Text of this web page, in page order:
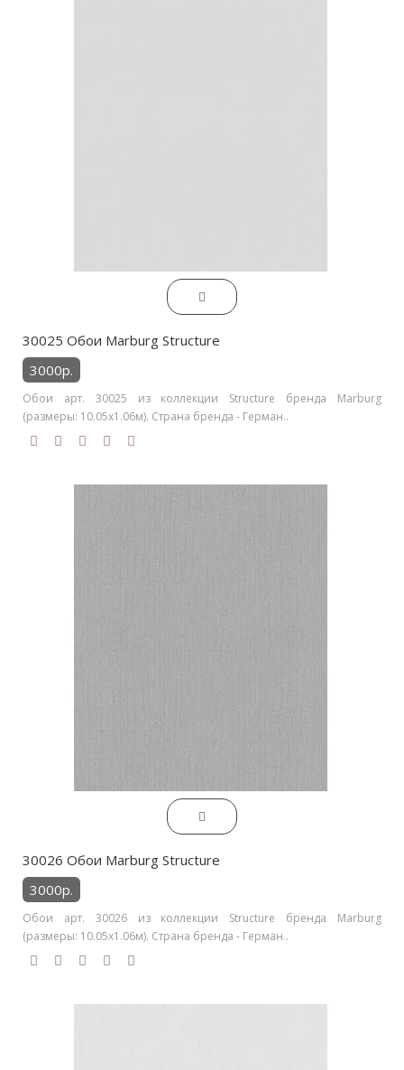
30025 Обои Marburg Structure
3000р.
Обои арт. 30025 из коллекции Structure бренда Marburg
(размеры: 10.05х1.06м). Страна бренда - Герман..
30026 Обои Marburg Structure
3000р.
Обои арт. 30026 из коллекции Structure бренда Marburg
(размеры: 10.05х1.06м). Страна бренда - Герман..